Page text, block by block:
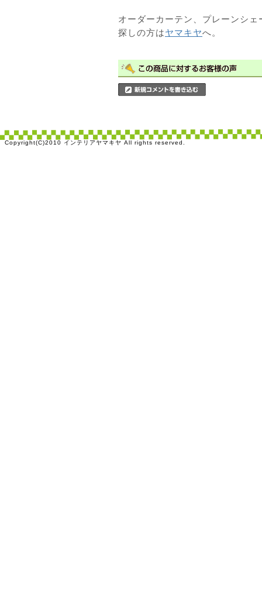
オーダーカーテン、プレーンシ
探しの方はヤマキヤへ。
Copyright(C)2010 インテリアヤマキヤ All rights reserved.